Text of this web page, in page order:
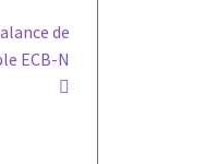
:
de
ECB-N